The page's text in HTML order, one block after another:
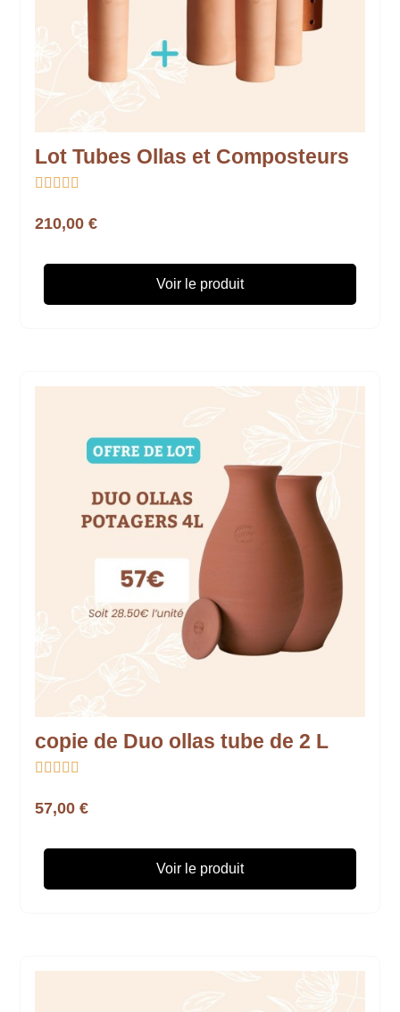
Lot Tubes Ollas et Composteurs
    
210,00 €
Voir le produit
copie de Duo ollas tube de 2 L
    
57,00 €
Voir le produit